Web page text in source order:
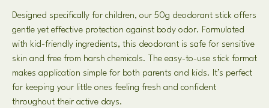
Designed specifically for children, our 50g deodorant stick offers
gentle yet effective protection against body odor. Formulated
with kid-friendly ingredients, this deodorant is safe for sensitive
skin and free from harsh chemicals. The easy-to-use stick format
makes application simple for both parents and kids. It’s perfect
for keeping your little ones feeling fresh and confident
throughout their active days.